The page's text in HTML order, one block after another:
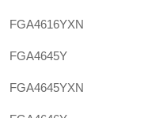
FGA4616YXN
FGA4645Y
FGA4645YXN